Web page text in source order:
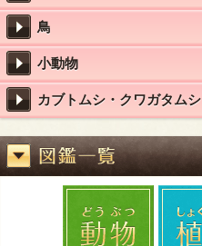
鳥
小動物
カブトムシ・クワガタムシ